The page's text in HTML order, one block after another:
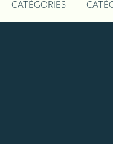
CATÉGORIES